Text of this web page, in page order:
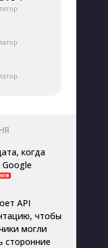
когда
API
чтобы
могли
сторонние